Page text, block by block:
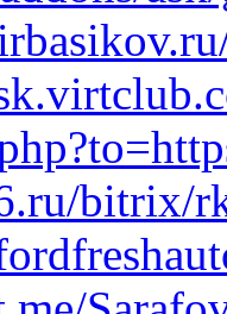
bitrix/